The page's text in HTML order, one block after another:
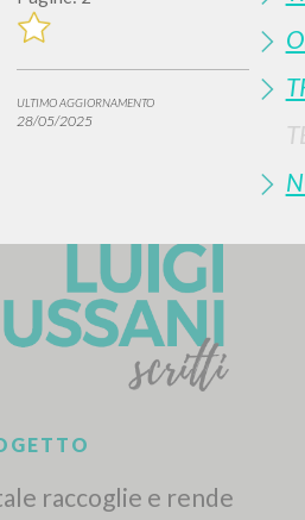
ULTIMO AGGIORNAMENTO
28/05/2025
TIPOLOGIA